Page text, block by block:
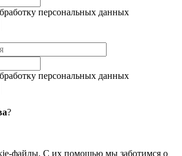
персональных данных
персональных данных
?
файлы. С их помощью мы заботимся о